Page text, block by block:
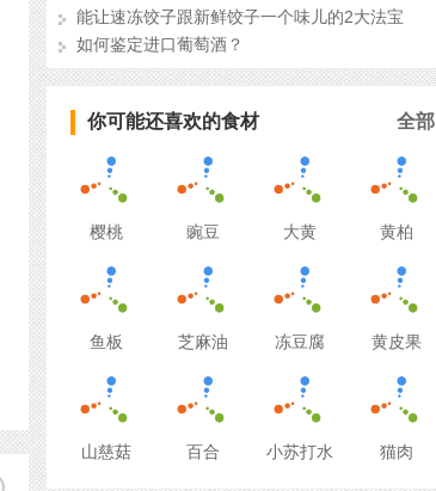
能让速冻饺子跟新鲜饺子一个味儿的2大法宝
如何鉴定进口葡萄酒？
全部
你可能还喜欢的食材
樱桃 豌豆 大黄 黄柏
鱼板 芝麻油 冻豆腐 黄皮果
山慈菇 百合 小苏打水 猫肉